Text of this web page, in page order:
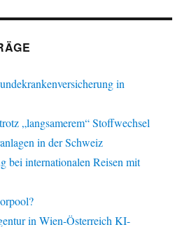
in
„langsamerem“ Stoffwechsel
in der Schweiz
bei internationalen Reisen mit
in Wien-Österreich KI-